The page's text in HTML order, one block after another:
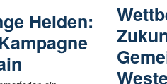
Helden: